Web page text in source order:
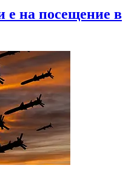
е на посещение в